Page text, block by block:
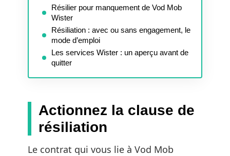
Résilier pour manquement de Vod Mob
Wister
Résiliation : avec ou sans engagement, le
mode d’emploi
Les services Wister : un aperçu avant de
quitter
Actionnez la clause de
résiliation
Le contrat qui vous lie à Vod Mob